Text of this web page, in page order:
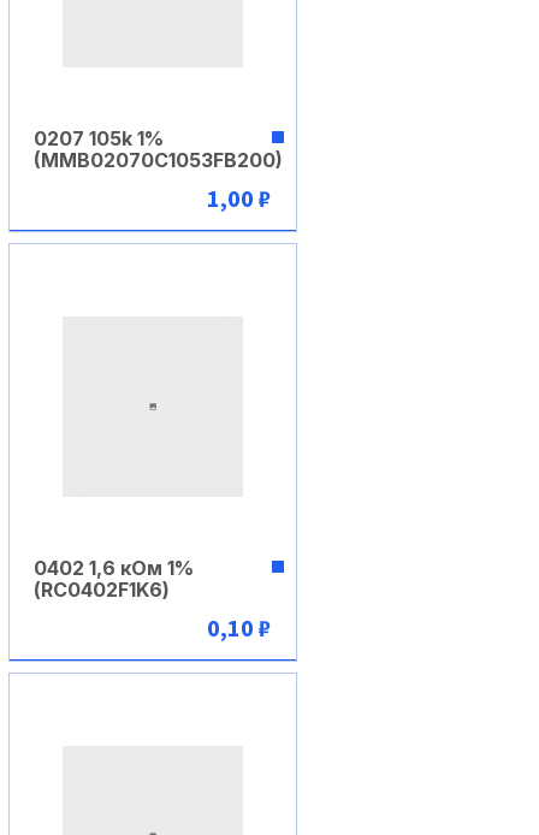
В корзину
0207 105k 1%
(MMB02070C1053FB200)
1,00 ₽
В корзину
0402 1,6 кОм 1%
(RC0402F1K6)
0,10 ₽